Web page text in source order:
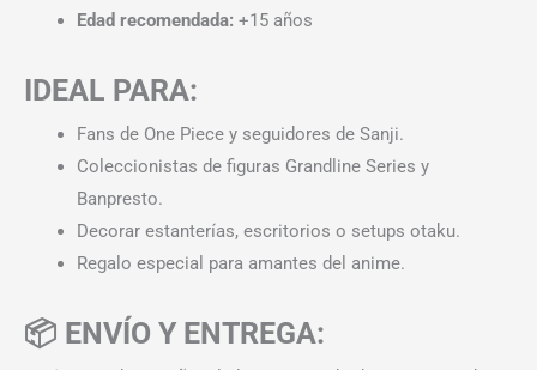
Edad recomendada: +15 años
IDEAL PARA:
Fans de One Piece y seguidores de Sanji.
Coleccionistas de figuras Grandline Series y
Banpresto.
Decorar estanterías, escritorios o setups otaku.
Regalo especial para amantes del anime.
📦 ENVÍO Y ENTREGA: